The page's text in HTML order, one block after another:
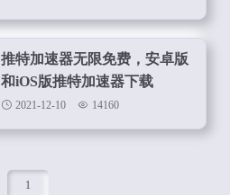
推特加速器无限免费，安卓版
和iOS版推特加速器下载
2021-12-10 14160
1